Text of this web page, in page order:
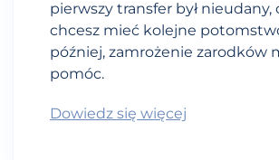
pierwszy transfer był nieudany,
chcesz mieć kolejne
później, zamrożenie zarodków
pomóc.
Dowiedz się więcej